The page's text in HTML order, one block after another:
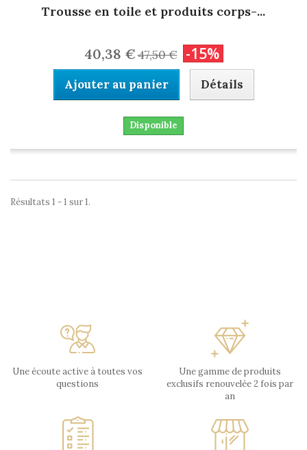
Trousse en toile et produits corps-...
40,38 €47,50 € -15%
Ajouter au panier Détails
Disponible
Résultats 1 - 1 sur 1.
Une écoute active à toutes vos
questions
Une gamme de produits
exclusifs renouvelée 2 fois par
an